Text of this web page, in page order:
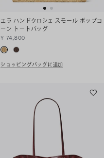
エラ ハンドクロシェ スモール ポップコ
ーン トートバッグ
¥ 74,800
ショッピングバッグに追加